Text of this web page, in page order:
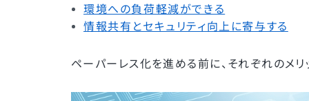
環境への負荷軽減ができる
情報共有とセキュリティ向上に寄与する
ペーパーレス化を進める前に、それぞれのメリ